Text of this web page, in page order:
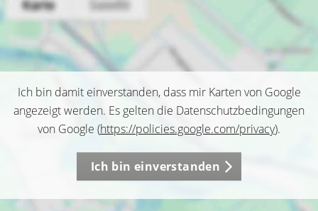
Ich bin damit einverstanden, dass mir Karten von Google
angezeigt werden. Es gelten die Datenschutzbedingungen
von Google (https://policies.google.com/privacy).
Ich bin einverstanden